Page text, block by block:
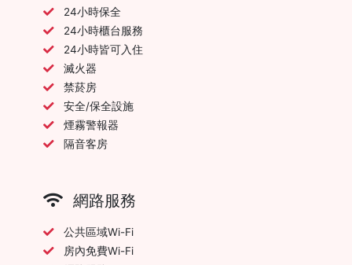
24小時保全
24小時櫃台服務
24小時皆可入住
滅火器
禁菸房
安全/保全設施
煙霧警報器
隔音客房
網路服務
公共區域Wi-Fi
房內免費Wi-Fi